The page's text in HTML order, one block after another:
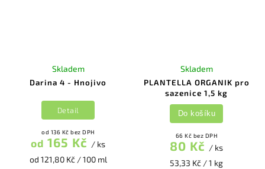
Darina 4 - Hnojivo
Skladem
od 136 Kč bez DPH
od 165 Kč / ks
od 121,80 Kč / 100 ml
Detail
PLANTELLA ORGANIK pro
sazenice 1,5 kg
Skladem
66 Kč bez DPH
80 Kč / ks
53,33 Kč / 1 kg
Do košíku